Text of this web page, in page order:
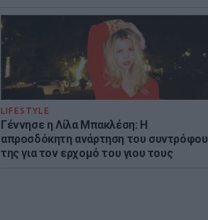
LIFESTYLE
Γέννησε η Λίλα Μπακλέση: Η
απροσδόκητη ανάρτηση του συντρόφου
της για τον ερχομό του γιου τους